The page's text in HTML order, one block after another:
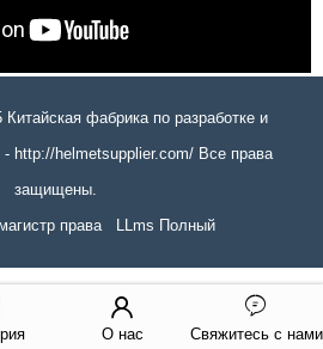
фабрика по разработке и
http://helmetsupplier.com/ Все права
защищены.
магистр права LLms Полный
О нас Свяжитесь с нами